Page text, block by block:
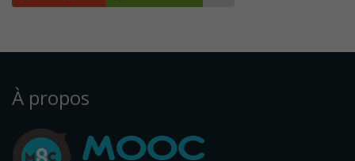
À propos